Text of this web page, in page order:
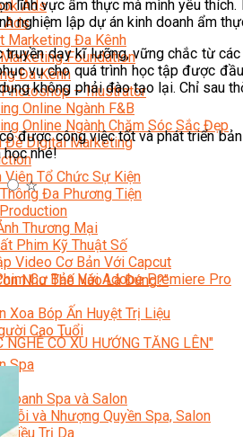
Ads
Ads
Marketing Đa Kênh
Foundation
Đa Kênh
– Illustrator
Online Ngành F&B
Online Ngành Chăm Sóc Sắc Đẹp
Đề Digital Marketing
Viên Tổ Chức Sự Kiện
Đa Phương Tiện
Thương Mại
Phim Kỹ Thuật Số
Video Cơ Bản Với Capcut
Cơ Bản Với Adobe Premiere Pro
Xoa Bóp Ấn Huyệt Trị Liệu
Cao Tuổi
Spa
Spa và Salon
và Nhượng Quyền Spa, Salon
Điều Trị Da
lĩnh vực ẩm thực mà mình yêu
nghiệm lập dự án kinh doanh ẩm
dạy kĩ lưỡng, vững chắc từ
vụ cho quá trình học tập được
không phải đào tạo lại. Chỉ sau
được công việc tốt và phát triển
nhé!
☆
Như Thế Nào Là Đúng?"
CÓ XU HƯỚNG TĂNG LÊN"